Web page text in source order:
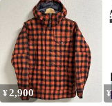
ア COVERT JK Sサイズ
¥2,900 ¥